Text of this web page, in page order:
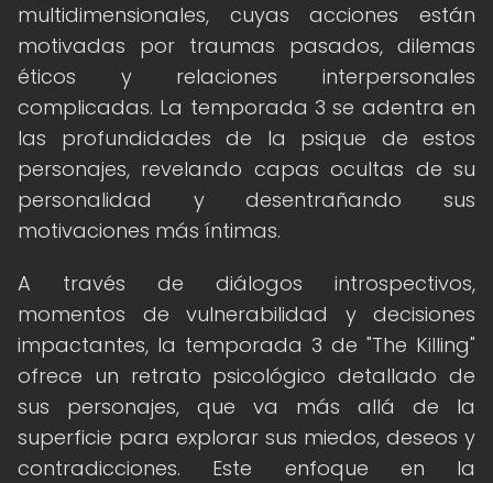
multidimensionales, cuyas acciones están
motivadas por traumas pasados, dilemas
éticos y relaciones interpersonales
complicadas. La temporada 3 se adentra en
las profundidades de la psique de estos
personajes, revelando capas ocultas de su
personalidad y desentrañando sus
motivaciones más íntimas.
A través de diálogos introspectivos,
momentos de vulnerabilidad y decisiones
impactantes, la temporada 3 de "The Killing"
ofrece un retrato psicológico detallado de
sus personajes, que va más allá de la
superficie para explorar sus miedos, deseos y
contradicciones. Este enfoque en la